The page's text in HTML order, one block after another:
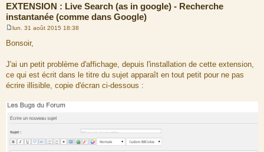
EXTENSION : Live Search (as in google) - Recherche
instantanée (comme dans Google)
e
s
a
g
e
lun. 31 août 2015 18:38
Bonsoir,
J'ai un petit problème d'affichage, depuis l'installation de cette extension,
ce qui est écrit dans le titre du sujet apparaît en tout petit pour ne pas
écrire illisible, copie d'écran ci-dessous :